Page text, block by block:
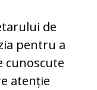
de
pentru a
cunoscute
atenție